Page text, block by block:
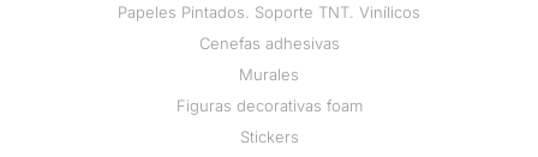
Papeles Pintados. Soporte TNT. Vinílicos
Cenefas adhesivas
Murales
Figuras decorativas foam
Stickers